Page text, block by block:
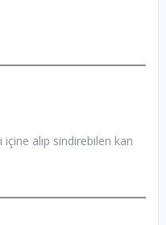
alıp sindirebilen kan